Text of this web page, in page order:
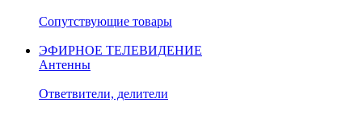
Сопутствующие товары
ЭФИРНОЕ ТЕЛЕВИДЕНИЕ
Антенны
Ответвители, делители